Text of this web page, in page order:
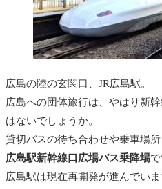
広島の陸の玄関口、JR広島駅。
広島への団体旅行は、やはり新
はないでしょうか。
貸切バスの待ち合わせや乗車場
広島駅新幹線口広場バス乗降場で
広島駅は現在再開発が進んでい